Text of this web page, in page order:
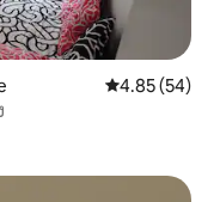
คะแนนเฉลี่ย
4.85 (54)